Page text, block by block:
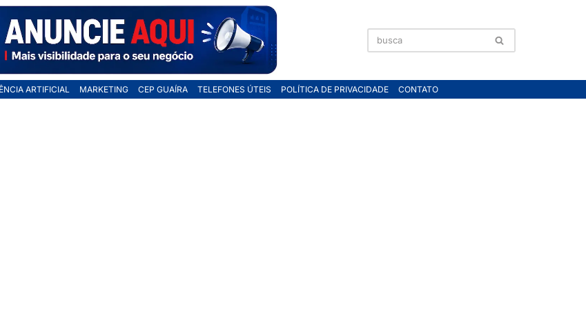
ARTIFICIAL MARKETING CEP GUAÍRA TELEFONES ÚTEIS POLÍTICA DE PRIVACIDADE CONTATO